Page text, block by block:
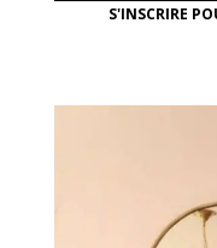
S'INSCRIRE